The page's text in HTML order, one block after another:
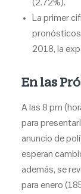
(2.72%).
La primer
pronósticos
2018, la
En las
A las 8 pm
para
anuncio de
esperan
además, se
para enero